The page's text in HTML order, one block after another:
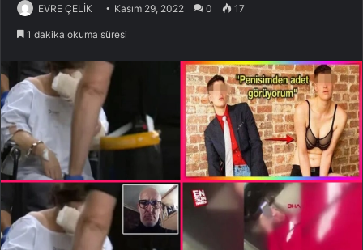
EVRE ÇELİK Kasım 29, 2022 0 17
1 dakika okuma süresi